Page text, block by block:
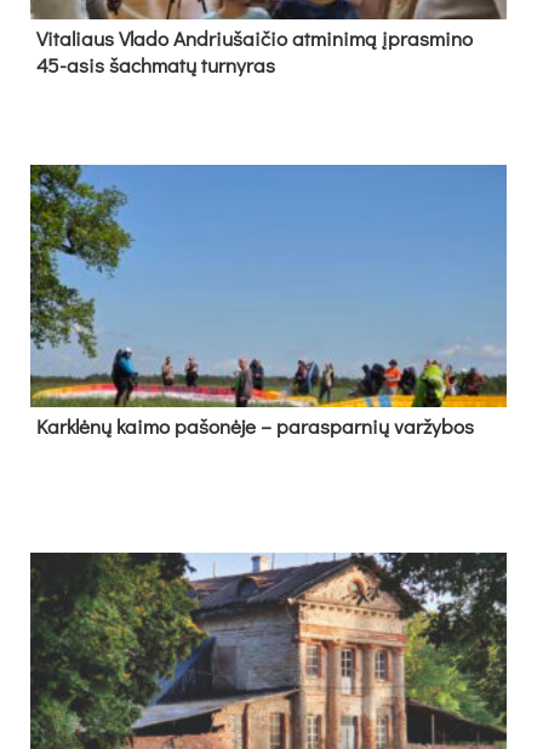
Vi­ta­liaus Vla­do And­riu­šai­čio at­mi­ni­mą įpras­mi­no
45-asis šach­ma­tų tur­ny­ras
Kark­lė­nų kai­mo pa­šo­nė­je – pa­ras­par­nių var­žy­bos